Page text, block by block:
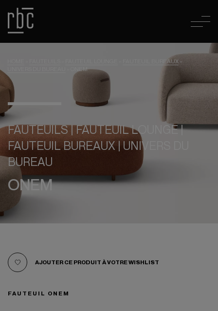
FAUTEUIL BUREAUX »
ONEM
FAUTEUILS | FAUTEUIL LOUNGE |
FAUTEUIL BUREAUX | UNIVERS DU
BUREAU
ONEM
AJOUTER CE PRODUIT À VOTRE WISHLIST
FAUTEUIL ONEM